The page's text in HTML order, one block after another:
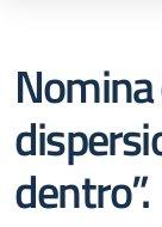
dentro”.